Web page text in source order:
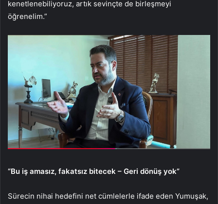
kenetlenebiliyoruz, artık sevinçte de birleşmeyi
öğrenelim.”
“Bu iş amasız, fakatsız bitecek – Geri dönüş yok”
Sürecin nihai hedefini net cümlelerle ifade eden Yumuşak,